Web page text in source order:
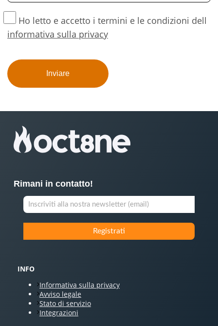
Ho letto e accetto i termini e le condizioni dell
informativa sulla privacy
Rimani in contatto!
INFO
Informativa sulla privacy
Avviso legale
Stato di servizio
Integrazioni